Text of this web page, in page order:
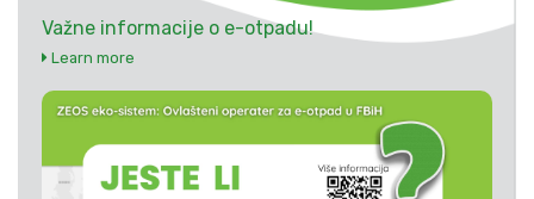
Važne informacije o e-otpadu!
Learn more